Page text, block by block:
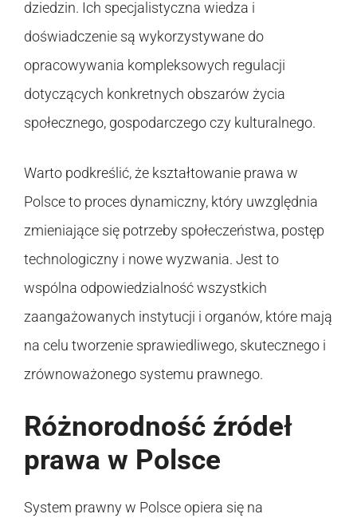
dziedzin. Ich specjalistyczna wiedza i
doświadczenie są wykorzystywane do
opracowywania kompleksowych regulacji
dotyczących konkretnych obszarów życia
społecznego, gospodarczego czy kulturalnego.
Warto podkreślić, że kształtowanie prawa w
Polsce to proces dynamiczny, który uwzględnia
zmieniające się potrzeby społeczeństwa, postęp
technologiczny i nowe wyzwania. Jest to
wspólna odpowiedzialność wszystkich
zaangażowanych instytucji i organów, które mają
na celu tworzenie sprawiedliwego, skutecznego i
zrównoważonego systemu prawnego.
Różnorodność źródeł
prawa w Polsce
System prawny w Polsce opiera się na